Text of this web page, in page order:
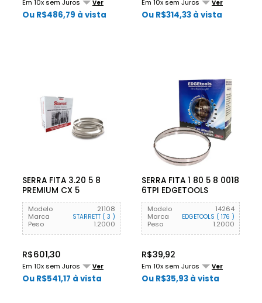
Em 10x sem Juros Ver
Ou R$486,79 à vista
Em 10x sem Juros Ver
Ou R$314,33 à vista
SERRA FITA 3.20 5 8
PREMIUM CX 5
STARRETT
Modelo
21108
Marca
STARRETT ( 3 )
Peso 1.2000
R$601,30
Em 10x sem Juros Ver
Ou R$541,17 à vista
SERRA FITA 1 80 5 8 0018
6TPI EDGETOOLS
Modelo
14264
Marca
EDGETOOLS ( 176 )
Peso 1.2000
R$39,92
Em 10x sem Juros Ver
Ou R$35,93 à vista